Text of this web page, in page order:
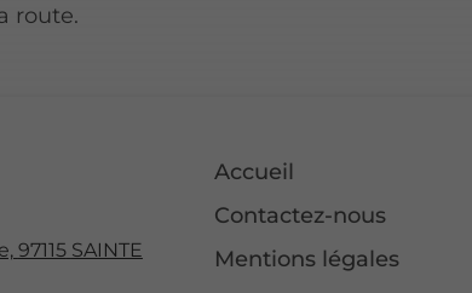
route.
97115 SAINTE
Accueil
Contactez-nous
Mentions légales